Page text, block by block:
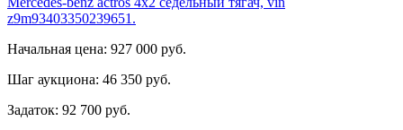
z9m93403350239651.
Начальная цена: 927 000 руб.
Шаг аукциона: 46 350 руб.
Задаток: 92 700 руб.